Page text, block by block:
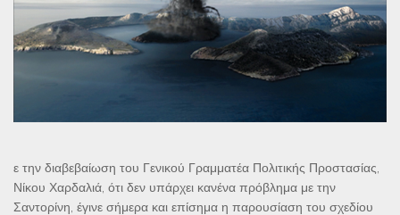
ε την διαβεβαίωση του Γενικού Γραμματέα Πολιτικής Προστασίας,
Νίκου Χαρδαλιά, ότι δεν υπάρχει κανένα πρόβλημα με την
Σαντορίνη, έγινε σήμερα και επίσημα η παρουσίαση του σχεδίου